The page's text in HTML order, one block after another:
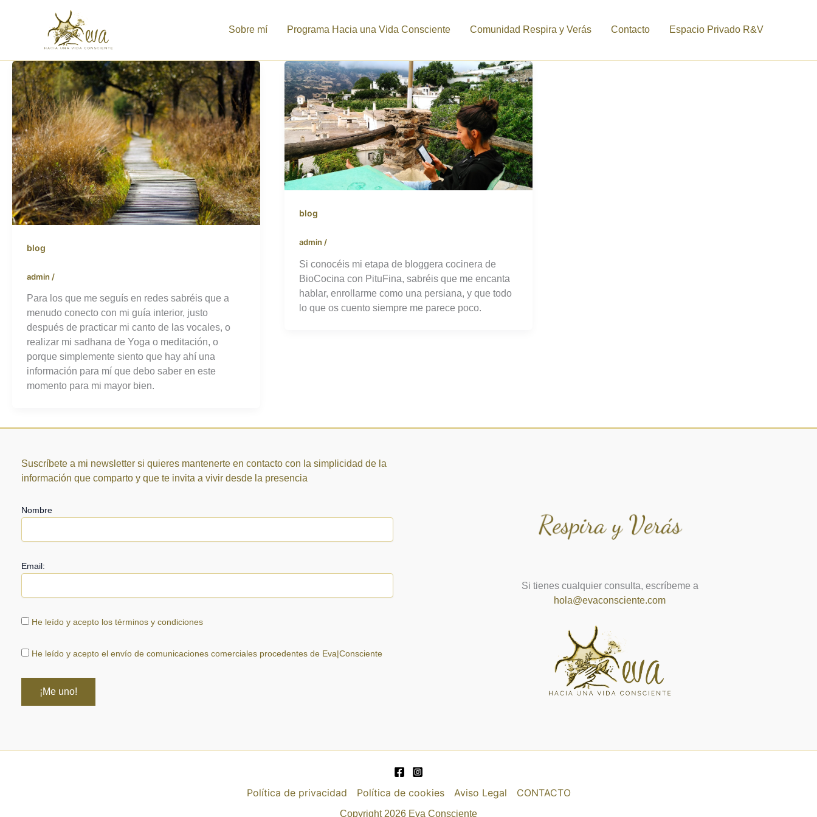
Sobre mí Programa Hacia una Vida Consciente Comunidad Respira y Verás Contacto Espacio Privado R&V
blog
admin /
Para los que me seguís en redes sabréis que a
menudo conecto con mi guía interior, justo
después de practicar mi canto de las vocales, o
realizar mi sadhana de Yoga o meditación, o
porque simplemente siento que hay ahí una
información para mí que debo saber en este
momento para mi mayor bien.
blog
admin /
Si conocéis mi etapa de bloggera cocinera de
BioCocina con PituFina, sabréis que me encanta
hablar, enrollarme como una persiana, y que todo
lo que os cuento siempre me parece poco.
Suscríbete a mi newsletter si quieres mantenerte en contacto con la simplicidad de la
información que comparto y que te invita a vivir desde la presencia
Nombre
Email:
He leído y acepto los términos y condiciones
He leído y acepto el envío de comunicaciones comerciales procedentes de Eva|Consciente
Si tienes cualquier consulta, escríbeme a
hola@evaconsciente.com
Política de privacidad Política de cookies Aviso Legal CONTACTO
Copyright 2026 Eva Consciente